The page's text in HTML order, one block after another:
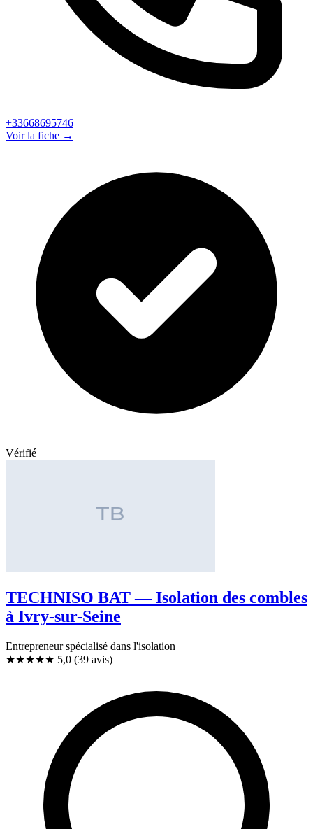
+33668695746
Voir la fiche →
Vérifié
TECHNISO BAT — Isolation des combles
à Ivry-sur-Seine
Entrepreneur spécialisé dans l'isolation
★★★★★ 5,0 (39 avis)